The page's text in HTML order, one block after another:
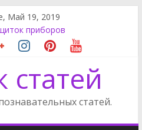
Май 19, 2019
приборов
ремень Санг Енг Кайрон
компрессор кондиционера
обшивку двери Пассат Б3
багажника
статей
статей.